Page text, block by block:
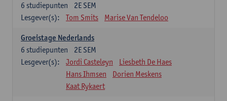
2E SEM
6 studiepunten
Lesgever(s):
Tom Smits Marise Van Tendeloo
Groeistage Nederlands
2E SEM
6 studiepunten
Lesgever(s):
Jordi Casteleyn
Liesbeth De Haes
Hans Ihmsen
Dorien Meskens
Kaat Rykaert